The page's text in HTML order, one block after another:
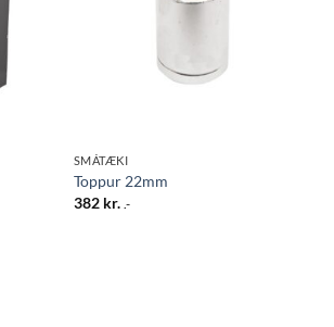
SMÁTÆKI
Toppur 22mm
382 kr. .-